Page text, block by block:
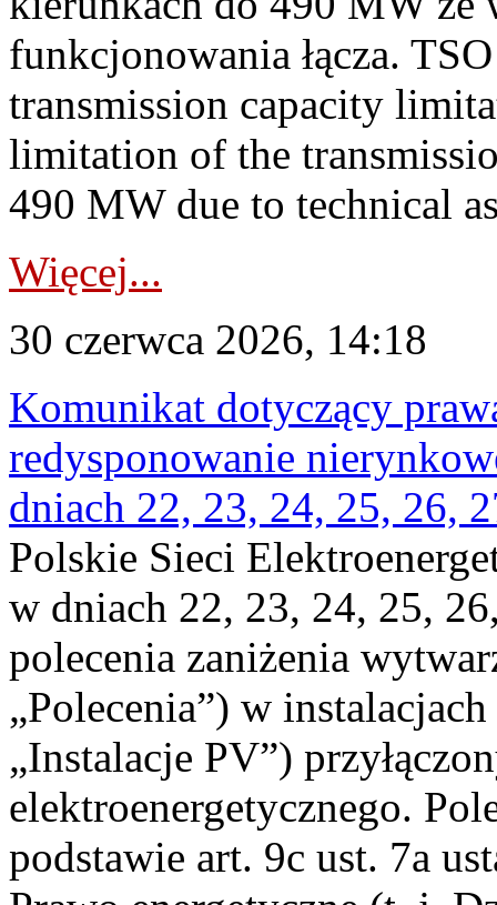
funkcjonowania łącza.
transmission capacity
limitation of the
490 MW due to technical
Więcej...
30 czerwca 2026, 14:18
Komunikat dotyczący
redysponowanie
dniach 22, 23, 24, 25, 26,
Polskie Sieci
w dniach 22, 23, 24, 25,
polecenia zaniżenia
„Polecenia”) w
„Instalacje PV”)
elektroenergetycznego.
podstawie art. 9c ust. 7a